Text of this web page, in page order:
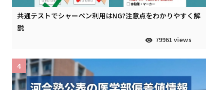
共通テストでシャーペン利用はNG?注意点をわかりやすく解
説
79961 views
4